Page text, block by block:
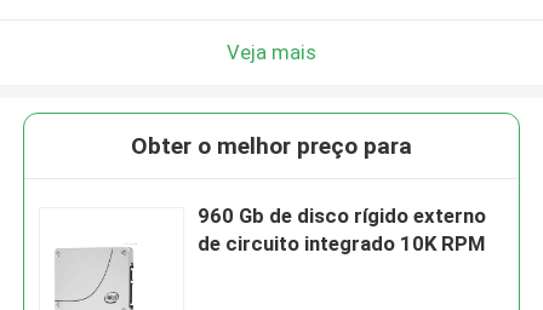
Veja mais
Obter o melhor preço para
960 Gb de disco rígido externo
de circuito integrado 10K RPM